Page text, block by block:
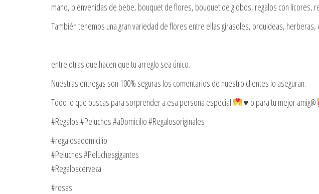
mano, bienvenidas de bebe, bouquet de flores, bouquet de globos, regalos con licores,
También tenemos una gran variedad de flores entre ellas girasoles, orquideas, herberas,
entre otras que hacen que tu arreglo sea único.
Nuestras entregas son 100% seguras los comentarios de nuestro clientes lo aseguran.
Todo lo que buscas para sorprender a esa persona especial
♥️ o para tu mejor amig@
#Regalos #Peluches #aDomicilio #Regalosoriginales
#regalosadomicilio
#Peluches #Peluchesgigantes
#Regaloscerveza
#rosas